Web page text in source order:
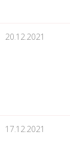
20.12.2021
17.12.2021